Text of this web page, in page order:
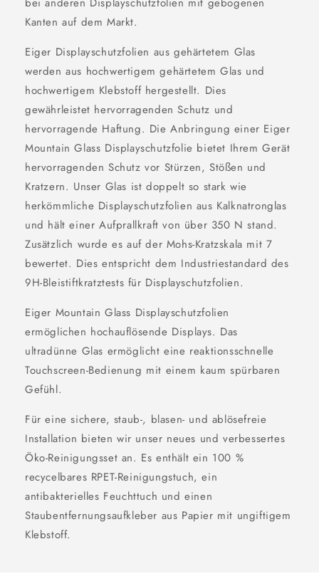
Kanten auf dem Markt.
Eiger Displayschutzfolien aus gehärtetem Glas
werden aus hochwertigem gehärtetem Glas und
hochwertigem Klebstoff hergestellt. Dies
gewährleistet hervorragenden Schutz und
hervorragende Haftung. Die Anbringung einer Eiger
Mountain Glass Displayschutzfolie bietet Ihrem Gerät
hervorragenden Schutz vor Stürzen, Stößen und
Kratzern. Unser Glas ist doppelt so stark wie
herkömmliche Displayschutzfolien aus Kalknatronglas
und hält einer Aufprallkraft von über 350 N stand.
Zusätzlich wurde es auf der Mohs-Kratzskala mit 7
bewertet. Dies entspricht dem Industriestandard des
9H-Bleistiftkratztests für Displayschutzfolien.
Eiger Mountain Glass Displayschutzfolien
ermöglichen hochauflösende Displays. Das
ultradünne Glas ermöglicht eine reaktionsschnelle
Touchscreen-Bedienung mit einem kaum spürbaren
Gefühl.
Für eine sichere, staub-, blasen- und ablösefreie
Installation bieten wir unser neues und verbessertes
Öko-Reinigungsset an. Es enthält ein 100 %
recycelbares RPET-Reinigungstuch, ein
antibakterielles Feuchttuch und einen
Staubentfernungsaufkleber aus Papier mit ungiftigem
Klebstoff.